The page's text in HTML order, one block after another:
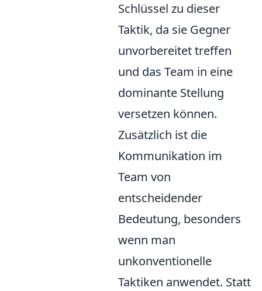
Schlüssel zu dieser
Taktik, da sie Gegner
unvorbereitet treffen
und das Team in eine
dominante Stellung
versetzen können.
Zusätzlich ist die
Kommunikation im
Team von
entscheidender
Bedeutung, besonders
wenn man
unkonventionelle
Taktiken anwendet. Statt